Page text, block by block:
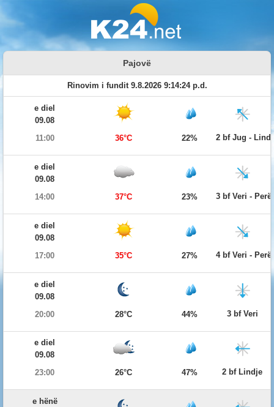
Pajovë
Rinovim i fundit 9.8.2026 9:14:24 p.d.
e diel
09.08
11:00
36°C 22% 2 bf Jug -
e diel
09.08
14:00
37°C 23% 3 bf Veri -
e diel
09.08
17:00
35°C 27% 4 bf Veri -
e diel
09.08
20:00
28°C 44% 3 bf Veri
e diel
09.08
23:00
26°C 47% 2 bf Lindje
e hënë